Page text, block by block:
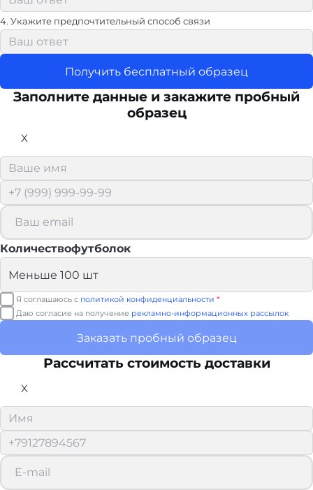
4. Укажите предпочтительный способ связи
Получить бесплатный образец
Заполните данные и закажите пробный
образец
X
Количествофутболок
Я соглашаюсь с политикой конфиденциальности *
Даю согласие на получение рекламно-информационных рассылок
Заказать пробный образец
Рассчитать стоимость доставки
X